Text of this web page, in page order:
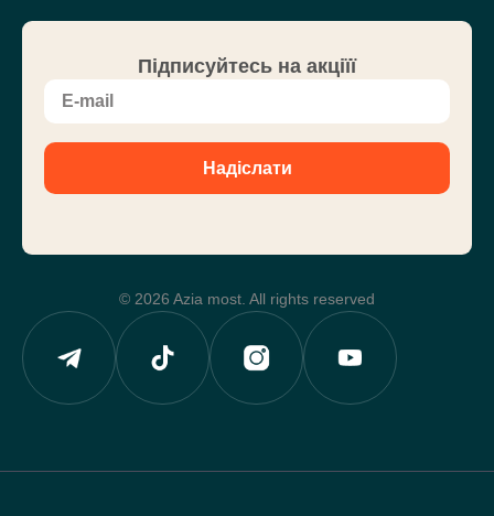
Підписуйтесь на акціїї
Надіслати
© 2026 Azia most. All rights reserved